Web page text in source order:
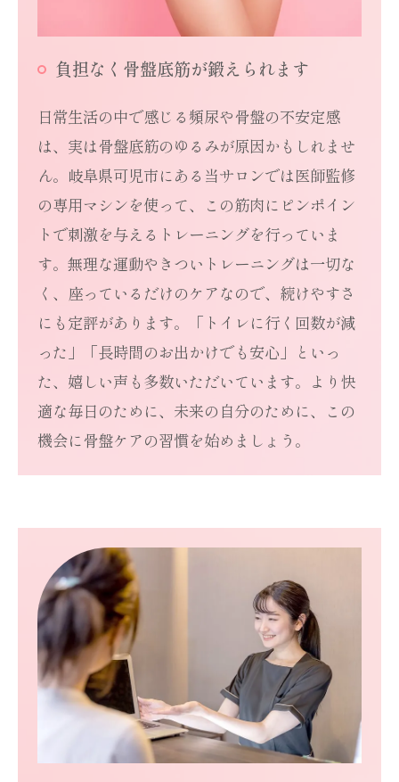
負担なく骨盤底筋が鍛えられます
日常生活の中で感じる頻尿や骨盤の不安定感
は、実は骨盤底筋のゆるみが原因かもしれませ
ん。岐阜県可児市にある当サロンでは医師監修
の専用マシンを使って、この筋肉にピンポイン
トで刺激を与えるトレーニングを行っていま
す。無理な運動やきついトレーニングは一切な
く、座っているだけのケアなので、続けやすさ
にも定評があります。「トイレに行く回数が減
った」「長時間のお出かけでも安心」といっ
た、嬉しい声も多数いただいています。より快
適な毎日のために、未来の自分のために、この
機会に骨盤ケアの習慣を始めましょう。